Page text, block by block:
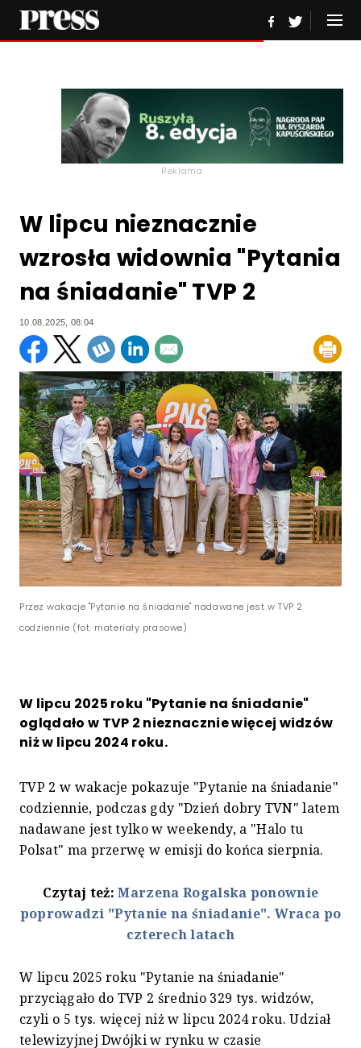
Reklama
W lipcu nieznacznie
wzrosła widownia "Pytania
na śniadanie" TVP 2
10.08.2025, 08:04
Przez wakacje "Pytanie na śniadanie" nadawane jest w TVP 2
codziennie (fot. materiały prasowe)
W lipcu 2025 roku "Pytanie na śniadanie"
oglądało w TVP 2 nieznacznie więcej widzów
niż w lipcu 2024 roku.
TVP 2 w wakacje pokazuje "Pytanie na śniadanie"
codziennie, podczas gdy "Dzień dobry TVN" latem
nadawane jest tylko w weekendy, a "Halo tu
Polsat" ma przerwę w emisji do końca sierpnia.
Czytaj też:Marzena Rogalska ponownie
poprowadzi "Pytanie na śniadanie". Wraca po
czterech latach
W lipcu 2025 roku "Pytanie na śniadanie"
przyciągało do TVP 2 średnio 329 tys. widzów,
czyli o 5 tys. więcej niż w lipcu 2024 roku. Udział
telewizyjnej Dwójki w rynku w czasie